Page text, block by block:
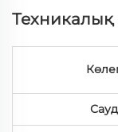
Техникалық